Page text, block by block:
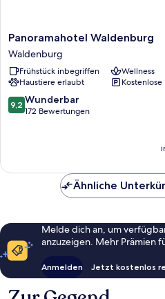
Panoramahotel
Waldenburg
Waldenburg
Panoramahotel Waldenburg
Waldenburg
Frühstück inbegriffen
Wellness
Haustiere erlaubt
Kostenlose
9.2
von
9,2 Wunderbar
172 Bewertungen
Ähnliche
Melde dich an, um
anzuzeigen. Mehr Prämien
Anmelden Jetzt kostenlos